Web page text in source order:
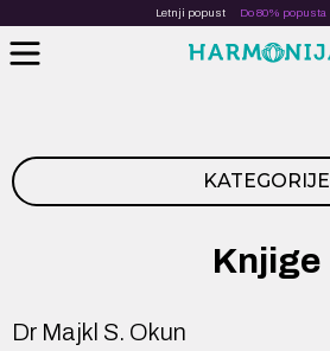
Letnji popust Do 80% popusta
KATEGORIJE
Knjige
Dr Majkl S. Okun